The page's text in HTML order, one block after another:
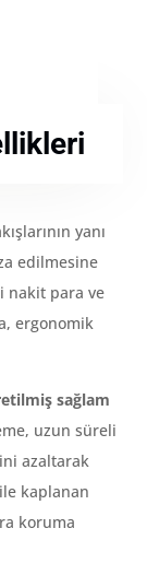
yanı
edilmesine
nakit para ve
ergonomik
sağlam
uzun süreli
azaltarak
kaplanan
koruma